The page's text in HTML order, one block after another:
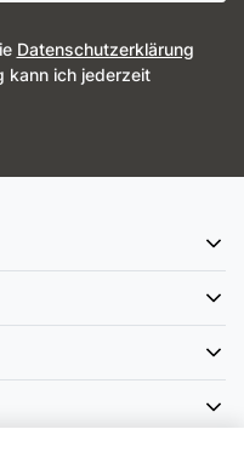
Daten­schutz­erklärung
kann ich jederzeit